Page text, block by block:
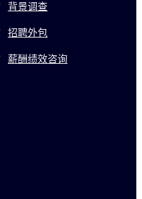
背景调查
招聘外包
薪酬绩效咨询